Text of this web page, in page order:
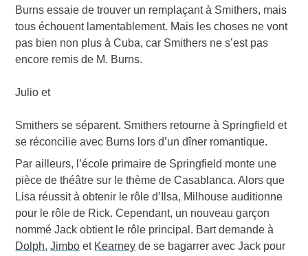
Burns essaie de trouver un remplaçant à Smithers, mais
tous échouent lamentablement. Mais les choses ne vont
pas bien non plus à Cuba, car Smithers ne s’est pas
encore remis de M. Burns.
Julio et
Smithers se séparent. Smithers retourne à Springfield et
se réconcilie avec Burns lors d’un dîner romantique.
Par ailleurs, l’école primaire de Springfield monte une
pièce de théâtre sur le thème de Casablanca. Alors que
Lisa réussit à obtenir le rôle d’Ilsa, Milhouse auditionne
pour le rôle de Rick. Cependant, un nouveau garçon
nommé Jack obtient le rôle principal. Bart demande à
Dolph,Jimbo et Kearney de se bagarrer avec Jack pour